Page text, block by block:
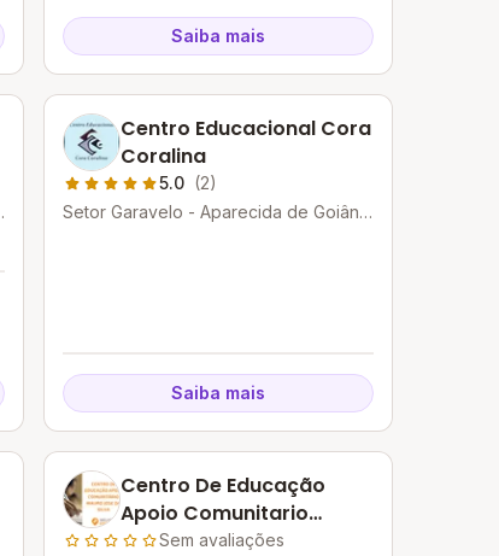
Saiba mais
Centro Educacional Cora
Coralina
5.0 (2)
Setor Garavelo - Aparecida de Goiânia
Saiba mais
Centro De Educação
Apoio Comunitario
Mauro Jose Da Silva
Sem avaliações